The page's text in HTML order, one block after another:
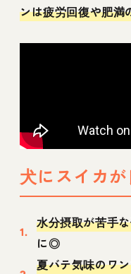
ンは疲労回復や肥満
犬にスイカ
水分摂取が苦手
に◎
夏バテ気味のワ